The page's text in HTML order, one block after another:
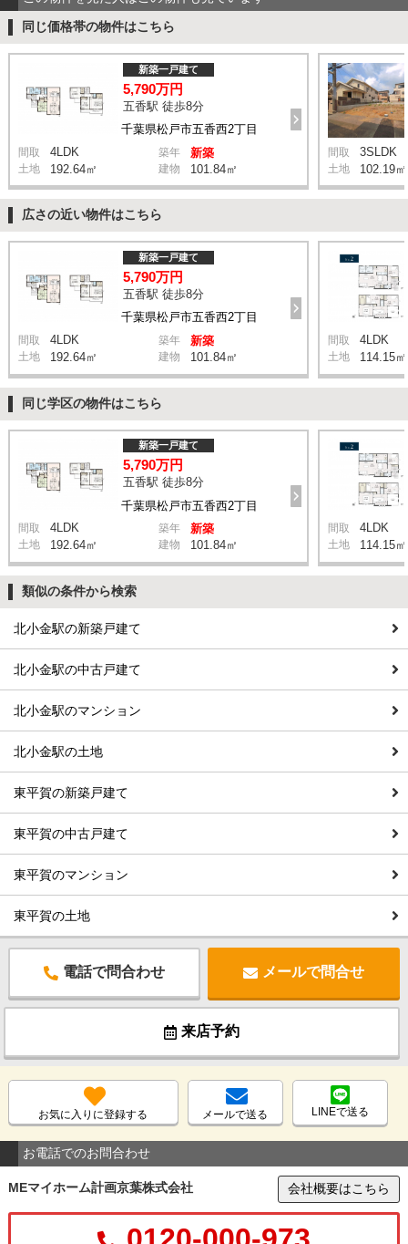
同じ価格帯の物件はこちら
千葉県松戸市五香西2丁目
新築一戸建て
5,790万円
五香駅 徒歩8分
間取 4LDK 築年 新築
土地 192.64㎡ 建物 101.84㎡
間取 3SLDK
土地 102.19㎡
広さの近い物件はこちら
千葉県松戸市五香西2丁目
新築一戸建て
5,790万円
五香駅 徒歩8分
間取 4LDK 築年 新築
土地 192.64㎡ 建物 101.84㎡
間取 4LDK
土地 114.15㎡
同じ学区の物件はこちら
千葉県松戸市五香西2丁目
新築一戸建て
5,790万円
五香駅 徒歩8分
間取 4LDK 築年 新築
土地 192.64㎡ 建物 101.84㎡
間取 4LDK
土地 114.15㎡
類似の条件から検索
北小金駅の新築戸建て
北小金駅の中古戸建て
北小金駅のマンション
北小金駅の土地
東平賀の新築戸建て
東平賀の中古戸建て
東平賀のマンション
東平賀の土地
電話で問合わせ メールで問合せ
来店予約
お気に入りに登録する メールで送る LINEで送る
お電話でのお問合わせ
MEマイホーム計画京葉株式会社 会社概要はこちら